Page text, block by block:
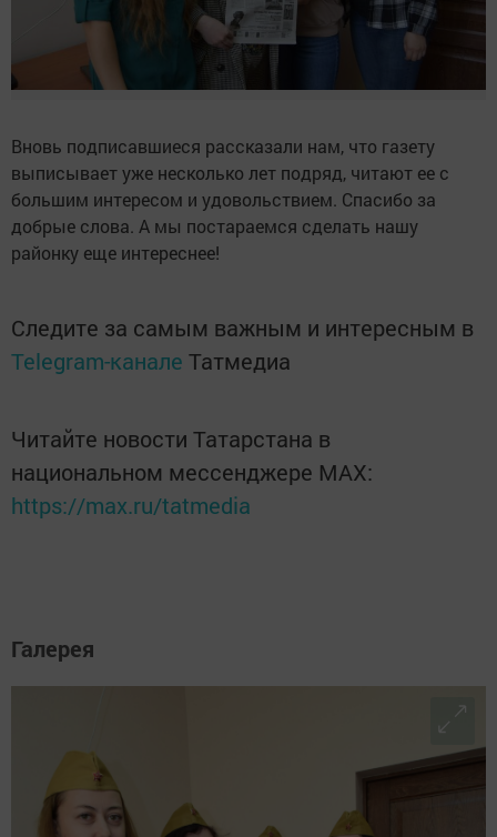
Вновь подписавшиеся рассказали нам, что газету
выписывает уже несколько лет подряд, читают ее с
большим интересом и удовольствием. Спасибо за
добрые слова. А мы постараемся сделать нашу
районку еще интереснее!
Следите за самым важным и интересным в
Telegram-канале Татмедиа
Читайте новости Татарстана в
национальном мессенджере MАХ:
https://max.ru/tatmedia
Галерея